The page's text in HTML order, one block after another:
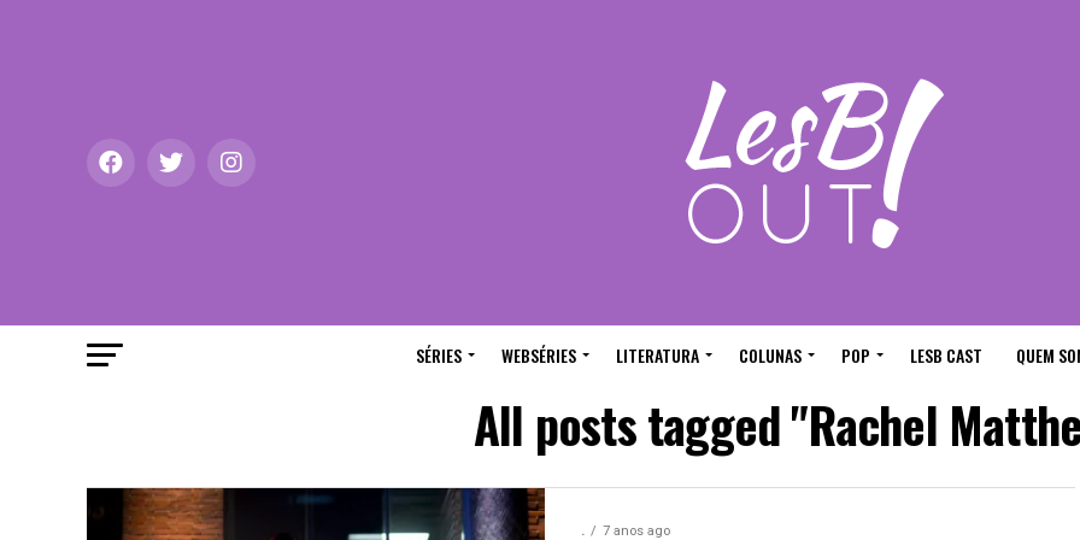
SÉRIES WEBSÉRIES LITERATURA COLUNAS POP LESB CAST QUEM
All posts tagged "Rachel
. 7 anos ago